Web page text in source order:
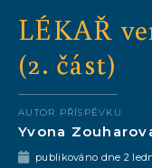
LÉKAŘ
(2. část)
AUTOR PŘÍSPĚVKU
Yvona
publikováno dne 2